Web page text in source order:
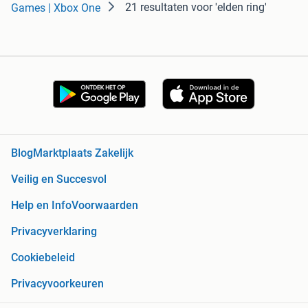
Games | Xbox One 21 resultaten voor 'elden ring'
BlogMarktplaats Zakelijk
Veilig en Succesvol
Help en InfoVoorwaarden
Privacyverklaring
Cookiebeleid
Privacyvoorkeuren